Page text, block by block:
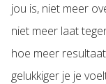
jou is, niet meer
niet meer laat
hoe meer
gelukkiger je je